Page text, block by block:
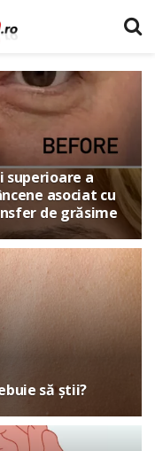
superioare a
asociat cu
de grăsime
să știi?